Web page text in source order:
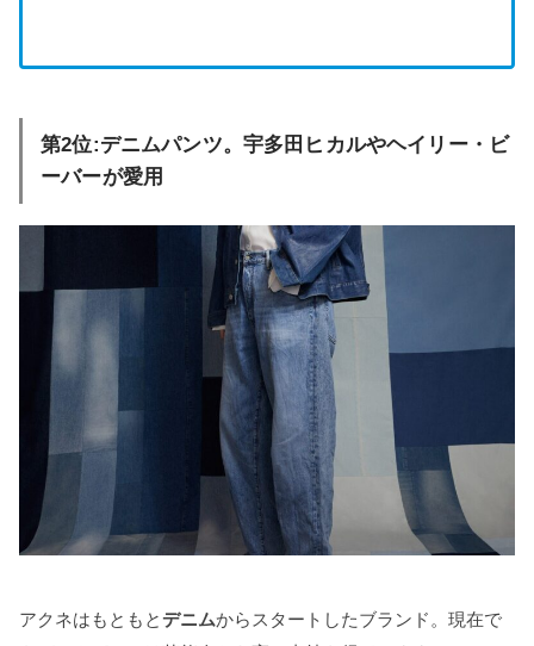
第2位:デニムパンツ。宇多田ヒカルやヘイリー・ビ
ーバーが愛用
アクネはもともとデニムからスタートしたブランド。現在で